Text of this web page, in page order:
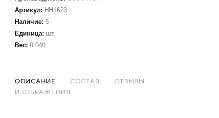
Артикул: НН1623
Наличие: 5
Единица: шт.
Вес: 0.040
ОПИСАНИЕ СОСТАВ
ОТЗЫВЫ
ИЗОБРАЖЕНИЯ